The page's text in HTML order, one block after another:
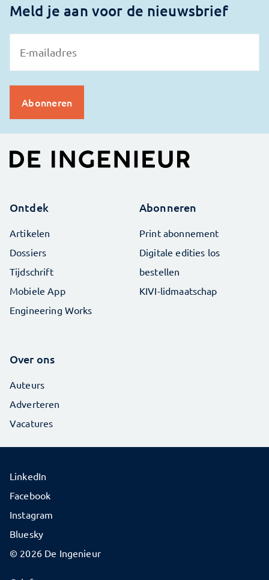
Meld je aan voor de nieuwsbrief
Ontdek
Artikelen
Dossiers
Tijdschrift
Mobiele App
Engineering Works
Abonneren
Print abonnement
Digitale edities los
bestellen
KIVI-lidmaatschap
Over ons
Auteurs
Adverteren
Vacatures
© 2026 De Ingenieur
LinkedIn
Facebook
Instagram
Bluesky